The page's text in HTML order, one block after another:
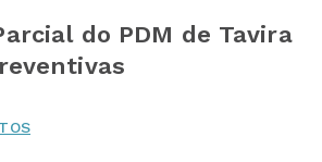
do PDM de Tavira